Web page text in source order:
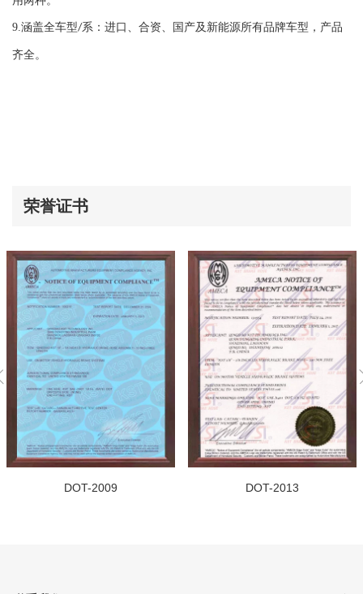
9.涵盖全车型/系：进口、合资、国产及新能源所有品牌车型，产品
齐全。
荣誉证书
DOT-2009 DOT-2013